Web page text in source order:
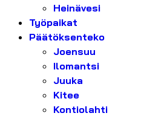
Heinävesi
Työpaikat
Päätöksenteko
Joensuu
Ilomantsi
Juuka
Kitee
Kontiolahti